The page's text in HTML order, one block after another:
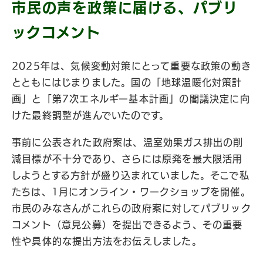
市民の声を政策に届ける、パブリ
ックコメント
2025年は、気候変動対策にとって重要な政策の動き
とともにはじまりました。国の「地球温暖化対策計
画」と「第7次エネルギー基本計画」の閣議決定に向
けた最終調整が進んでいたのです。
事前に公表された政府案は、温室効果ガス排出の削
減目標が不十分であり、さらには原発を最大限活用
しようとする方針が盛り込まれていました。そこで私
たちは、1月にオンライン・ワークショップを開催。
市民のみなさんがこれらの政府案に対してパブリック
コメント（意見公募）を提出できるよう、その重要
性や具体的な提出方法をお伝えしました。